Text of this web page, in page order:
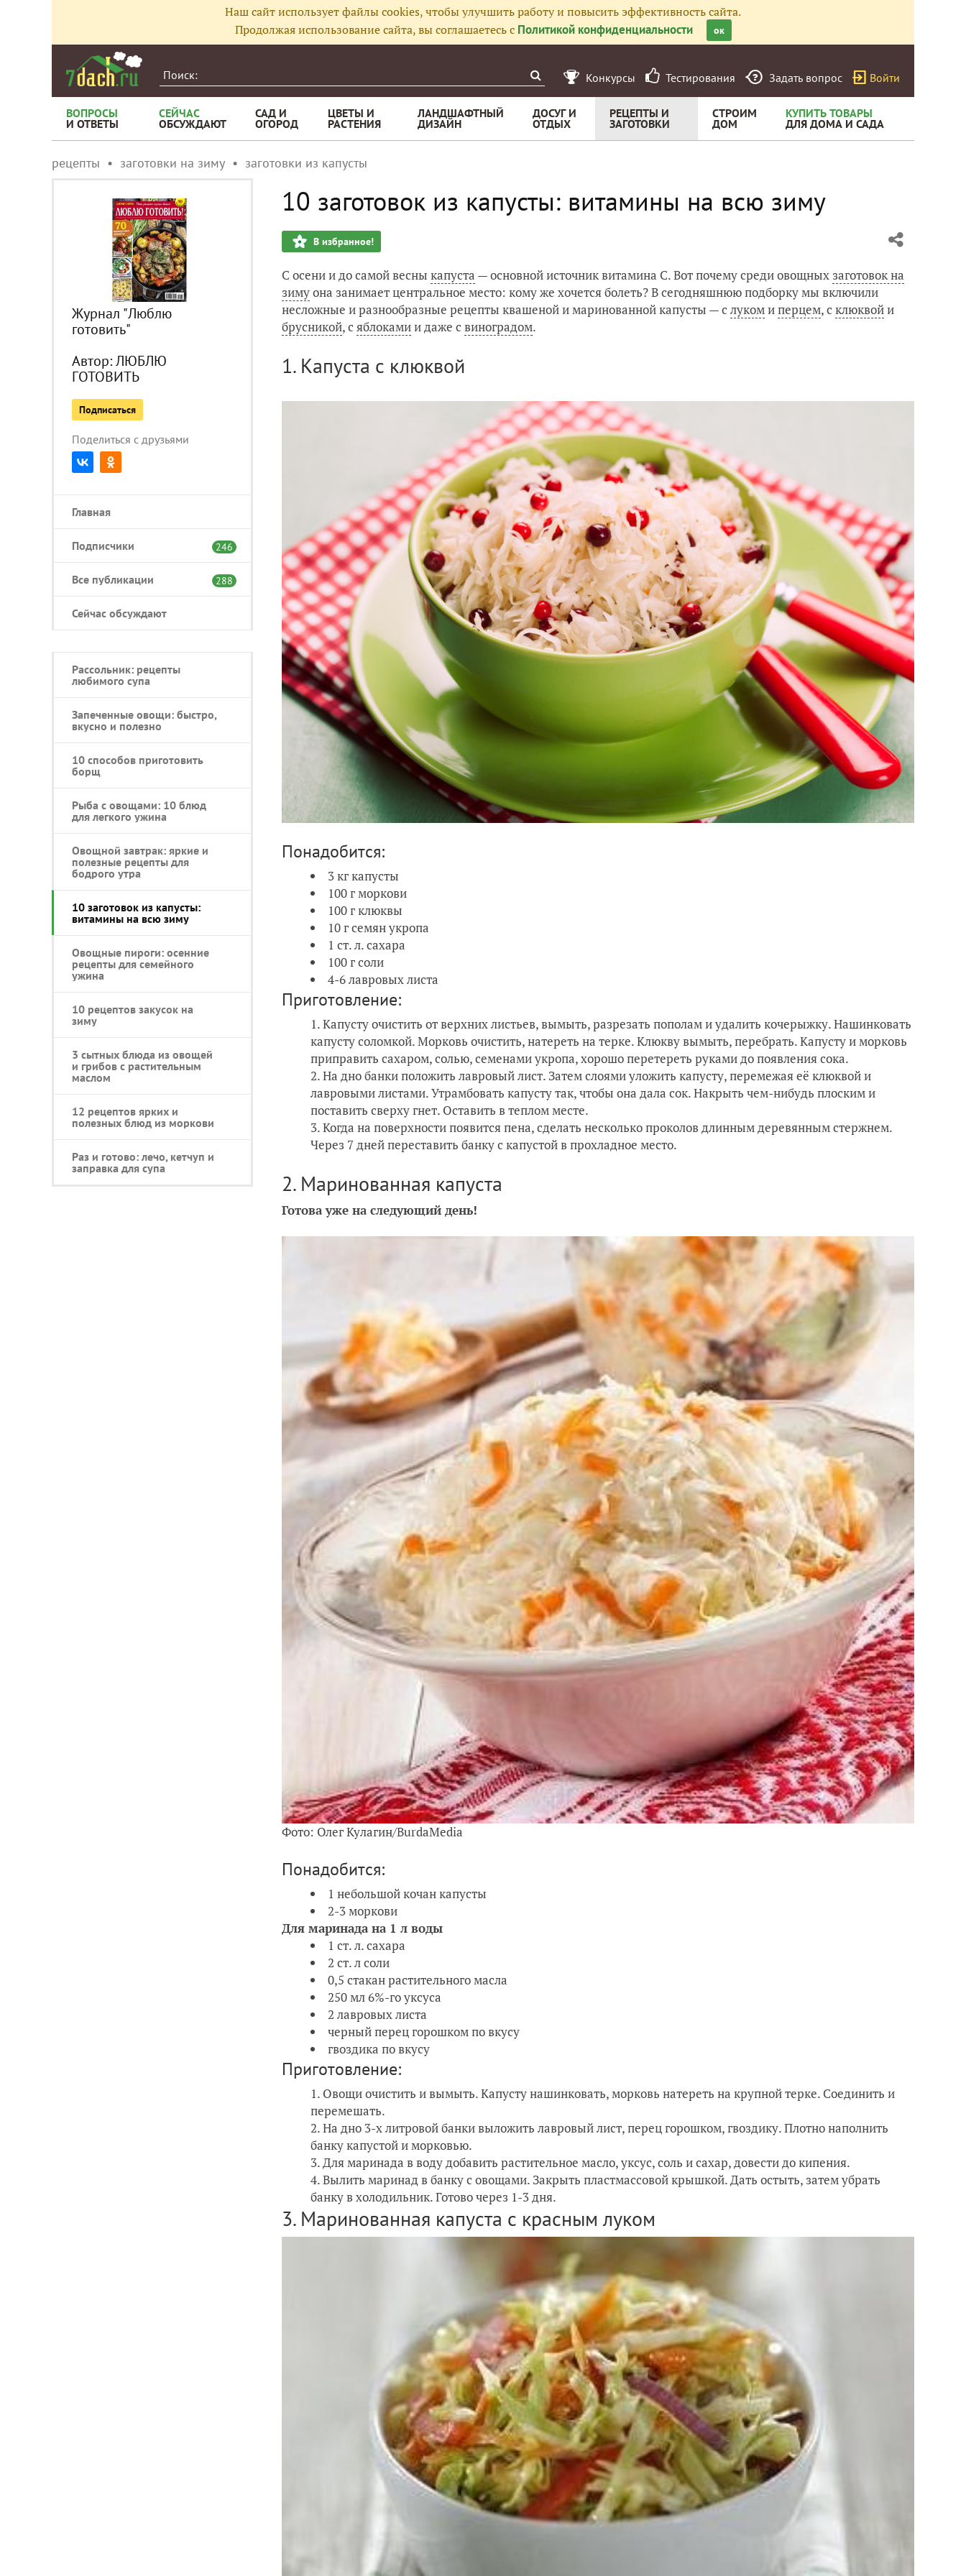
Наш сайт использует файлы cookies, чтобы улучшить работу и повысить эффективность сайта.
Продолжая использование сайта, вы соглашаетесь с Политикой конфиденциальности ок
Конкурсы Тестирования Задать вопрос Войти
ВОПРОСЫ
И ОТВЕТЫ
СЕЙЧАС
ОБСУЖДАЮТ
САД И
ОГОРОД
ЦВЕТЫ И
РАСТЕНИЯ
ЛАНДШАФТНЫЙ
ДИЗАЙН
ДОСУГ И
ОТДЫХ
РЕЦЕПТЫ И
ЗАГОТОВКИ
СТРОИМ
ДОМ
КУПИТЬ ТОВАРЫ
ДЛЯ ДОМА И САДА
рецепты заготовки на зиму заготовки из капусты
Журнал "Люблю
готовить"
Автор:ЛЮБЛЮ
ГОТОВИТЬ
Подписаться
Поделиться с друзьями
Главная
Подписчики 246
Все публикации 288
Сейчас обсуждают
Рассольник: рецепты
любимого супа
Запеченные овощи: быстро,
вкусно и полезно
10 способов приготовить
борщ
Рыба с овощами: 10 блюд
для легкого ужина
Овощной завтрак: яркие и
полезные рецепты для
бодрого утра
10 заготовок из капусты:
витамины на всю зиму
Овощные пироги: осенние
рецепты для семейного
ужина
10 рецептов закусок на
зиму
3 сытных блюда из овощей
и грибов с растительным
маслом
12 рецептов ярких и
полезных блюд из моркови
Раз и готово: лечо, кетчуп и
заправка для супа
10 заготовок из капусты: витамины на всю зиму
В избранное!
С осени и до самой весны капуста — основной источник витамина С. Вот почему среди овощных заготовок на
зимуона занимает центральное место: кому же хочется болеть? В сегодняшнюю подборку мы включили
несложные и разнообразные рецепты квашеной и маринованной капусты — с лукомиперцем, с клюквойи
брусникой, с яблокамии даже с виноградом.
1. Капуста с клюквой
Понадобится:
3 кг капусты
100 г моркови
100 г клюквы
10 г семян укропа
1 ст. л. сахара
100 г соли
4-6 лавровых листа
Приготовление:
Капусту очистить от верхних листьев, вымыть, разрезать пополам и удалить кочерыжку. Нашинковать
капусту соломкой. Морковь очистить, натереть на терке. Клюкву вымыть, перебрать. Капусту и морковь
приправить сахаром, солью, семенами укропа, хорошо перетереть руками до появления сока.
На дно банки положить лавровый лист. Затем слоями уложить капусту, перемежая её клюквой и
лавровыми листами. Утрамбовать капусту так, чтобы она дала сок. Накрыть чем-нибудь плоским и
поставить сверху гнет. Оставить в теплом месте.
Когда на поверхности появится пена, сделать несколько проколов длинным деревянным стержнем.
Через 7 дней переставить банку с капустой в прохладное место.
2. Маринованная капуста
Готова уже на следующий день!
Фото: Олег Кулагин/BurdaMedia
Понадобится:
1 небольшой кочан капусты
2-3 моркови
Для маринада на 1 л воды
1 ст. л. сахара
2 ст. л соли
0,5 стакан растительного масла
250 мл 6%-го уксуса
2 лавровых листа
черный перец горошком по вкусу
гвоздика по вкусу
Приготовление:
Овощи очистить и вымыть. Капусту нашинковать, морковь натереть на крупной терке. Соединить и
перемешать.
На дно 3-х литровой банки выложить лавровый лист, перец горошком, гвоздику. Плотно наполнить
банку капустой и морковью.
Для маринада в воду добавить растительное масло, уксус, соль и сахар, довести до кипения.
Вылить маринад в банку с овощами. Закрыть пластмассовой крышкой. Дать остыть, затем убрать
банку в холодильник. Готово через 1-3 дня.
3. Маринованная капуста с красным луком